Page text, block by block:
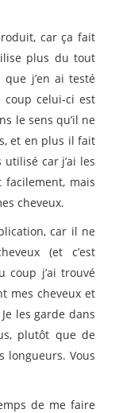
car ça fait
plus du tout
que j’en ai testé
coup celui-ci est
le sens qu’il ne
et en plus il fait
car j’ai les
mais
cheveux.
car il ne
(et c’est
coup j’ai trouvé
mes cheveux et
les garde dans
plutôt que de
longueurs. Vous
de me faire